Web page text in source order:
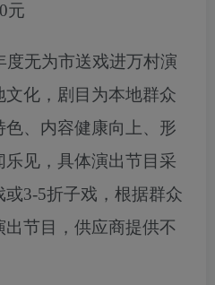
元
度无为市送戏进万村演
文化，剧目为本地群众
、内容健康向上、形
见，具体演出节目采
或3-5折子戏，根据群众
节目，供应商提供不